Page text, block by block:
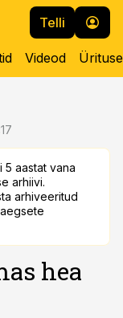
Telli
Videod
5 aastat vana
arhiivi.
arhiveeritud
hea